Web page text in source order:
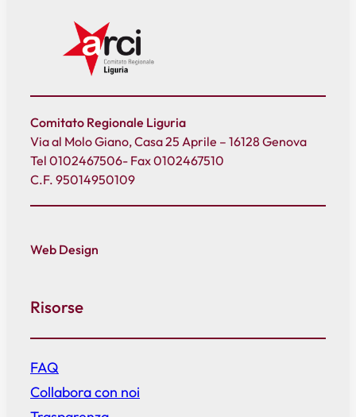
Comitato Regionale Liguria
Via al Molo Giano, Casa 25 Aprile – 16128 Genova
Tel 0102467506- Fax 0102467510
C.F. 95014950109
Web Design
Risorse
FAQ
Collabora con noi